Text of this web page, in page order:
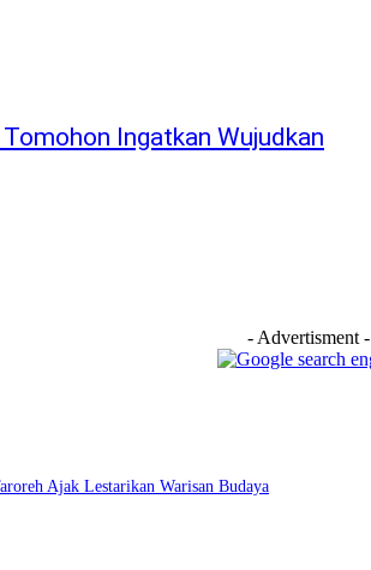
Ingatkan Wujudkan
- Advertisment -
Ajak Lestarikan Warisan Budaya